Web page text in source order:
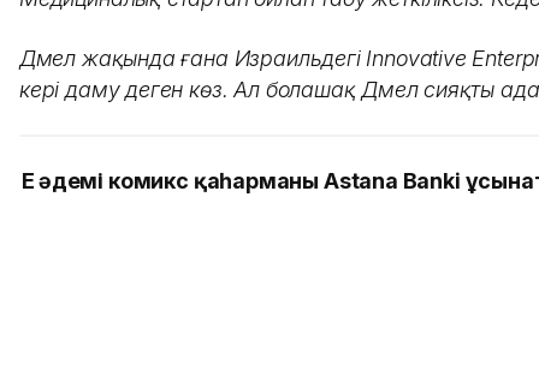
Дәмел жақында ғана Израильдегі Innovative
кері даму деген көз. Ал болашақ Дәмел сияқты
Ең әдемі комикс қаһарманы Astana Banki